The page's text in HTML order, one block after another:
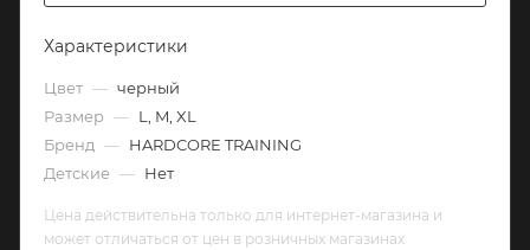
Характеристики
Цвет — черный
Размер — L, M, XL
Бренд — HARDCORE TRAINING
Детские — Нет
Цена действительна только для интернет-магазина и
может отличаться от цен в розничных магазинах